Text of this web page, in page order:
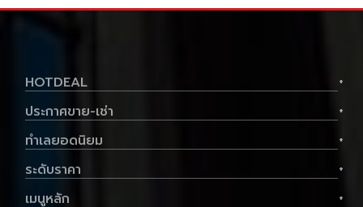
HOTDEAL +
ประกาศขาย-เช่า +
ทำเลยอดนิยม +
ระดับราคา +
เมนูหลัก +